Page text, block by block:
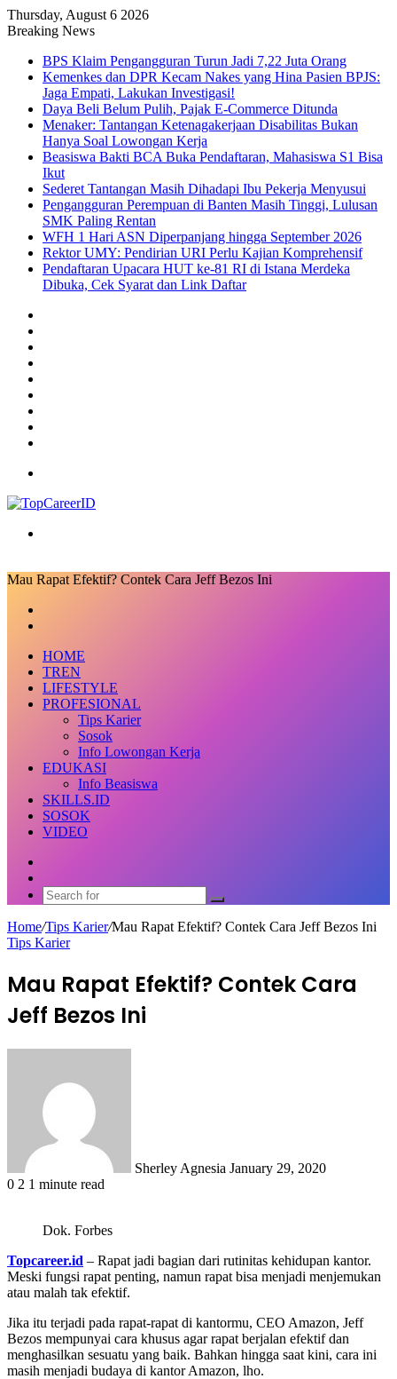
Thursday, August 6 2026
Breaking News
BPS Klaim Pengangguran Turun Jadi 7,22 Juta Orang
Kemenkes dan DPR Kecam Nakes yang Hina Pasien BPJS:
Jaga Empati, Lakukan Investigasi!
Daya Beli Belum Pulih, Pajak E-Commerce Ditunda
Menaker: Tantangan Ketenagakerjaan Disabilitas Bukan
Hanya Soal Lowongan Kerja
Beasiswa Bakti BCA Buka Pendaftaran, Mahasiswa S1 Bisa
Ikut
Sederet Tantangan Masih Dihadapi Ibu Pekerja Menyusui
Pengangguran Perempuan di Banten Masih Tinggi, Lulusan
SMK Paling Rentan
WFH 1 Hari ASN Diperpanjang hingga September 2026
Rektor UMY: Pendirian URI Perlu Kajian Komprehensif
Pendaftaran Upacara HUT ke-81 RI di Istana Merdeka
Dibuka, Cek Syarat dan Link Daftar
Mau Rapat Efektif? Contek Cara Jeff Bezos Ini
Email
HOME
TREN
LIFESTYLE
PROFESIONAL
Tips Karier
Sosok
Info Lowongan Kerja
EDUKASI
Info Beasiswa
SKILLS.ID
SOSOK
VIDEO
skin
Search
for
Home/Tips Karier/Mau Rapat Efektif? Contek Cara Jeff Bezos Ini
Tips Karier
Mau Rapat Efektif? Contek Cara
Jeff Bezos Ini
Sherley Agnesia January 29, 2020
0 2 1 minute read
Dok. Forbes
Topcareer.id – Rapat jadi bagian dari rutinitas kehidupan kantor.
Meski fungsi rapat penting, namun rapat bisa menjadi menjemukan
atau malah tak efektif.
Jika itu terjadi pada rapat-rapat di kantormu, CEO Amazon, Jeff
Bezos mempunyai cara khusus agar rapat berjalan efektif dan
menghasilkan sesuatu yang baik. Bahkan hingga saat kini, cara ini
masih menjadi budaya di kantor Amazon, lho.